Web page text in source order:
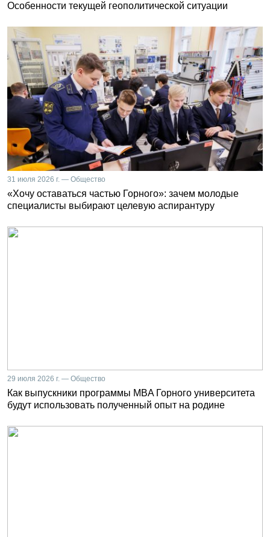
Особенности текущей геополитической ситуации
31 июля 2026 г. — Общество
«Хочу оставаться частью Горного»: зачем молодые
специалисты выбирают целевую аспирантуру
29 июля 2026 г. — Общество
Как выпускники программы MBA Горного университета
будут использовать полученный опыт на родине